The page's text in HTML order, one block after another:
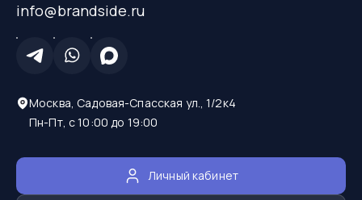
info@brandside.ru
Москва, Садовая-Спасская ул., 1/2к4
Пн-Пт, с 10:00 до 19:00
Личный кабинет